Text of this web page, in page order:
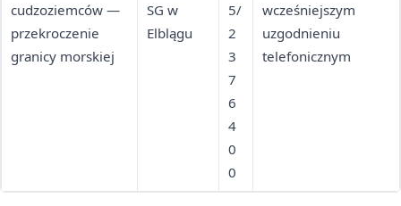
cudzoziemców —
przekroczenie
granicy morskiej
SG w
Elblągu
5/
2
3
7
6
4
0
0
wcześniejszym
uzgodnieniu
telefonicznym